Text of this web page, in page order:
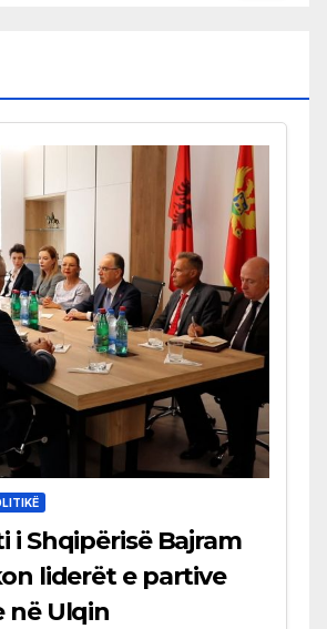
i Shqipërisë Bajram
liderët e partive
në Ulqin